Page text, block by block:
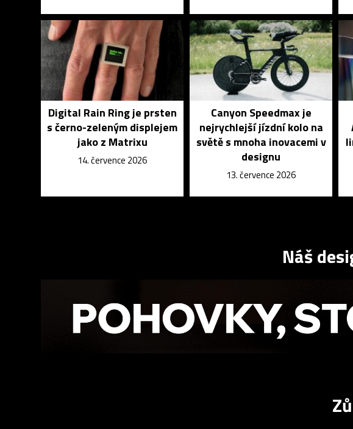
Digital Rain Ring je prsten
s černo-zeleným displejem
jako z Matrixu
14. července 2026
Canyon Speedmax je
nejrychlejší jízdní kolo na
světě s mnoha inovacemi v
designu
13. července 2026
Náš